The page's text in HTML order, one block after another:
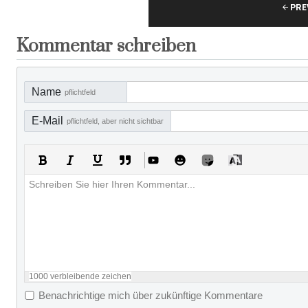
Kommentar schreiben
Name pflichtfeld
E-Mail pflichtfeld, aber nicht sichtbar
1000 verbleibende zeichen
Benachrichtige mich über zukünftige Kommentare